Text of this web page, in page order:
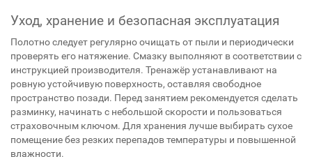
Уход, хранение и безопасная эксплуатация
Полотно следует регулярно очищать от пыли и периодически
проверять его натяжение. Смазку выполняют в соответствии с
инструкцией производителя. Тренажёр устанавливают на
ровную устойчивую поверхность, оставляя свободное
пространство позади. Перед занятием рекомендуется сделать
разминку, начинать с небольшой скорости и пользоваться
страховочным ключом. Для хранения лучше выбирать сухое
помещение без резких перепадов температуры и повышенной
влажности.